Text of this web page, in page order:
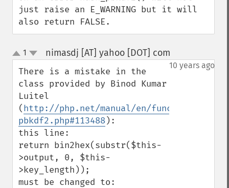
just raise an E_WARNING but it will
also return FALSE.
up
down
1 nimasdj [AT] yahoo [DOT] com
10 years ago
There is a mistake in the
class provided by Binod Kumar
Luitel
(http://php.net/manual/en/function.hash-
pbkdf2.php#113488):
this line:
return bin2hex(substr($this-
>output, 0, $this-
>key_length));
must be changed to: